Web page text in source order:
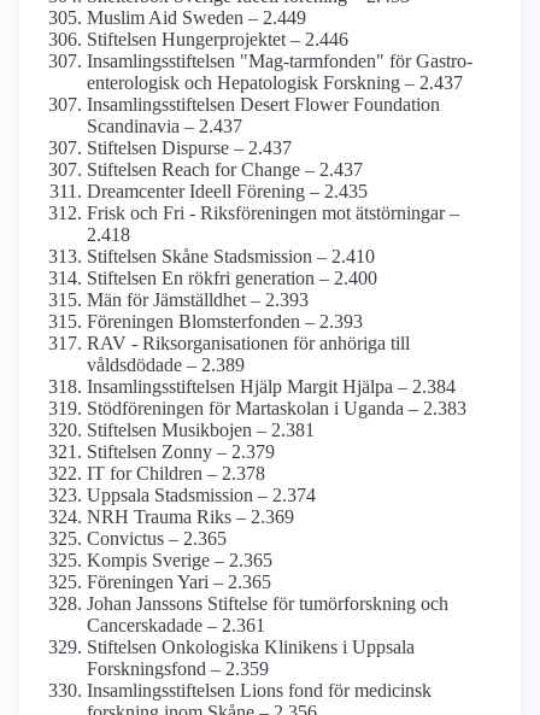
Muslim Aid Sweden – 2.449
Stiftelsen Hungerprojektet – 2.446
Insamlings­stiftelsen "Mag-tarmfonden" för Gastro­
enterologisk och Hepatologisk Forskning – 2.437
Insamlings­stiftelsen Desert Flower Foundation
Scandinavia – 2.437
Stiftelsen Dispurse – 2.437
Stiftelsen Reach for Change – 2.437
Dreamcenter Ideell Förening – 2.435
Frisk och Fri - Riksföreningen mot ätstörningar –
2.418
Stiftelsen Skåne Stadsmission – 2.410
Stiftelsen En rökfri generation – 2.400
Män för Jämställdhet – 2.393
Föreningen Blomster­fonden – 2.393
RAV - Riksorganisationen för anhöriga till
våldsdödade – 2.389
Insamlings­stiftelsen Hjälp Margit Hjälpa – 2.384
Stödföreningen för Martaskolan i Uganda – 2.383
Stiftelsen Musikbojen – 2.381
Stiftelsen Zonny – 2.379
IT for Children – 2.378
Uppsala Stadsmission – 2.374
NRH Trauma Riks – 2.369
Convictus – 2.365
Kompis Sverige – 2.365
Föreningen Yari – 2.365
Johan Janssons Stiftelse för tumör­forskning och
Cancer­skadade – 2.361
Stiftelsen Onkologiska Klinikens i Uppsala
Forskningsfond – 2.359
Insamlingsstiftelsen Lions fond för medicinsk